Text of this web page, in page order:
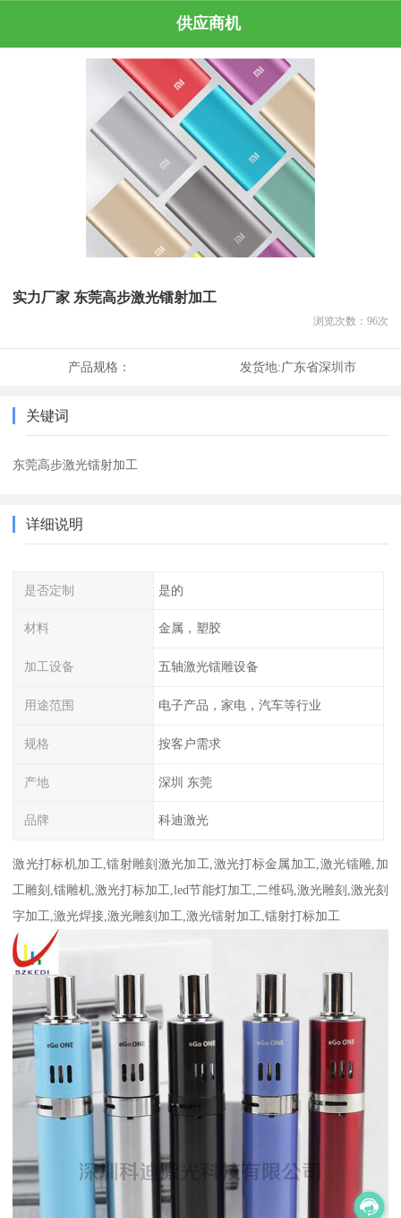
供应商机
实力厂家 东莞高步激光镭射加工
浏览次数： 96次
产品规格： 发货地:广东省深圳市
关键词
东莞高步激光镭射加工
详细说明
是否定制 是的
材料 金属，塑胶
加工设备 五轴激光镭雕设备
用途范围 电子产品，家电，汽车等行业
规格 按客户需求
产地 深圳 东莞
品牌 科迪激光
激光打标机加工,镭射雕刻激光加工,激光打标金属加工,激光镭雕,加
工雕刻,镭雕机,激光打标加工,led节能灯加工,二维码,激光雕刻,激光刻
字加工,激光焊接,激光雕刻加工,激光镭射加工,镭射打标加工